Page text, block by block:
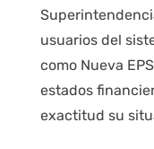
usuarios del
como Nueva
estados
exactitud su